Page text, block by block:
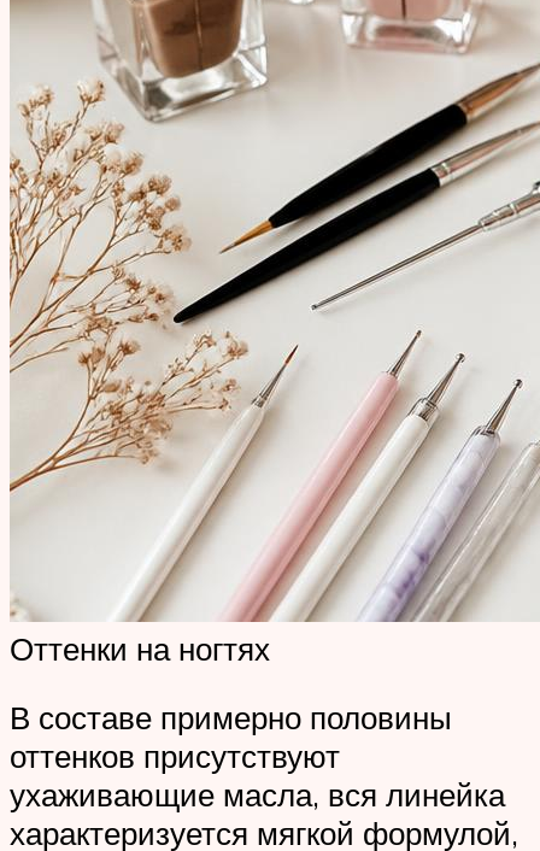
Оттенки на ногтях
В составе примерно половины
оттенков присутствуют
ухаживающие масла, вся линейка
характеризуется мягкой формулой,